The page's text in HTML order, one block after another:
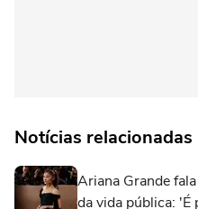
Notícias relacionadas
Ariana Grande
da vida pública: 'É